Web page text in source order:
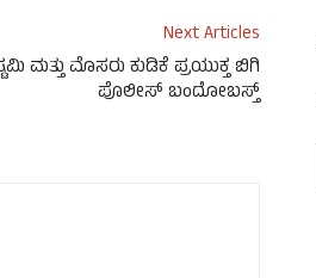
Next Articles
ಮತ್ತು ಮೊಸರು ಕುಡಿಕೆ ಪ್ರಯುಕ್ತ ಬಿಗಿ
ಪೊಲೀಸ್ ಬಂದೋಬಸ್ತ್